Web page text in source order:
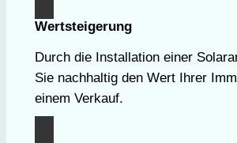
Wertsteigerung
Durch die Installation einer
Sie nachhaltig den Wert Ihrer
einem Verkauf.